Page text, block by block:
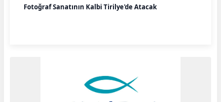
Fotoğraf Sanatının Kalbi Tirilye'de Atacak